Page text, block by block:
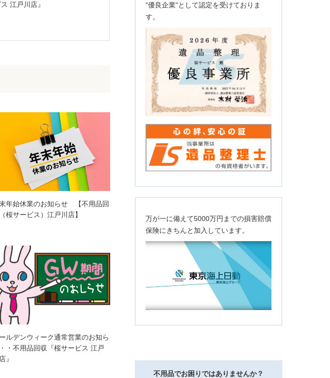
江戸川店』
年始休業のお知らせ 【不用品回
桜サービス）江戸川店】
ルデンウィーク通常営業のお知ら
・不用品回収『桜サービス 江戸
』
"優良企業"として認定を受けておりま
す。
万が一に備えて5000万円までの損害賠償
保険にきちんと加入しています。
不用品でお困りではありませんか？